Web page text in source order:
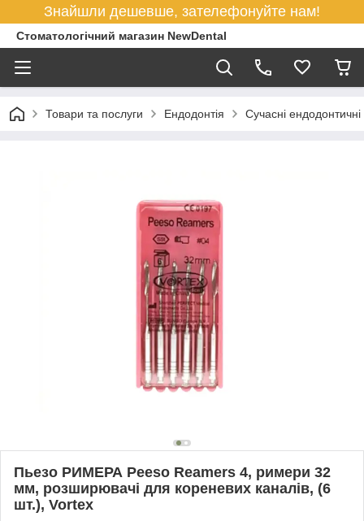
Знайшли дешевше, зателефонуйте нам!
Стоматологічний магазин NewDental
Товари та послуги Ендодонтія Сучасні ендодонтичні
Пьезо РИМЕРА Peeso Reamers 4, римери 32
мм, розширювачі для кореневих каналів, (6
шт.), Vortex